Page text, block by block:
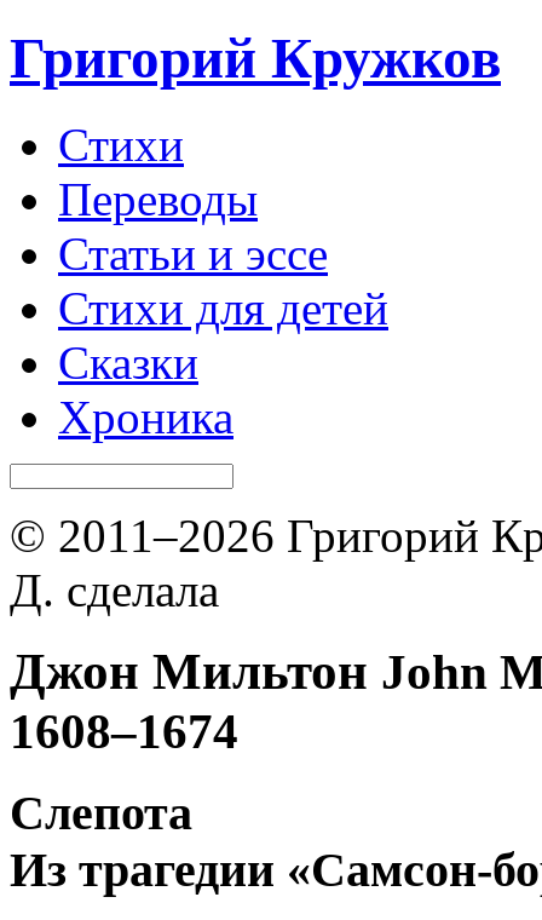
Григорий Кружков
Стихи
Переводы
Статьи и эссе
Стихи для детей
Сказки
Хроника
© 2011–2026 Григорий
Д. сделала
Джон Мильтон John
1608–1674
Слепота
Из трагедии «Самсон-